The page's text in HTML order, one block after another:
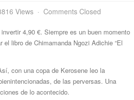
Views Comments Closed
4,90 €. Siempre es un buen momento
el libro de Chimamanda Ngozi Adichie “El
con una copa de Kerosene leo la
de las perversas. Una
de lo acontecido.